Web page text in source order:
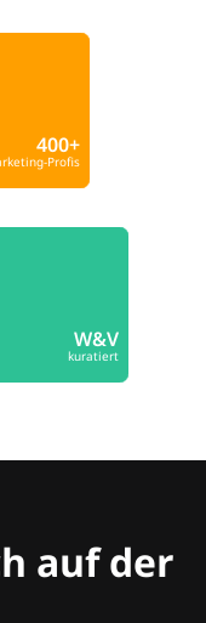
400+
Profis
W&V
kuratiert
auf der